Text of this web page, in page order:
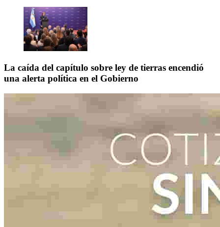
La caída del capítulo sobre ley de tierras encendió
una alerta política en el Gobierno